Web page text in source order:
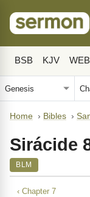
BSB KJV WEB
Home › Bibles ›
Sirácide
BLM
‹ Chapter 7